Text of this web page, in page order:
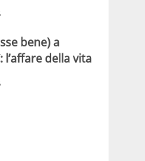
bene) a
l’affare della vita